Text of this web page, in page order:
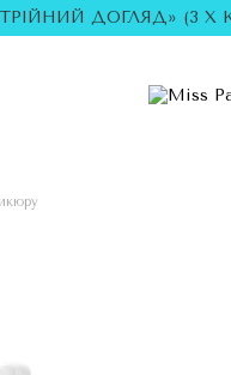
ДОГЛЯД» (3